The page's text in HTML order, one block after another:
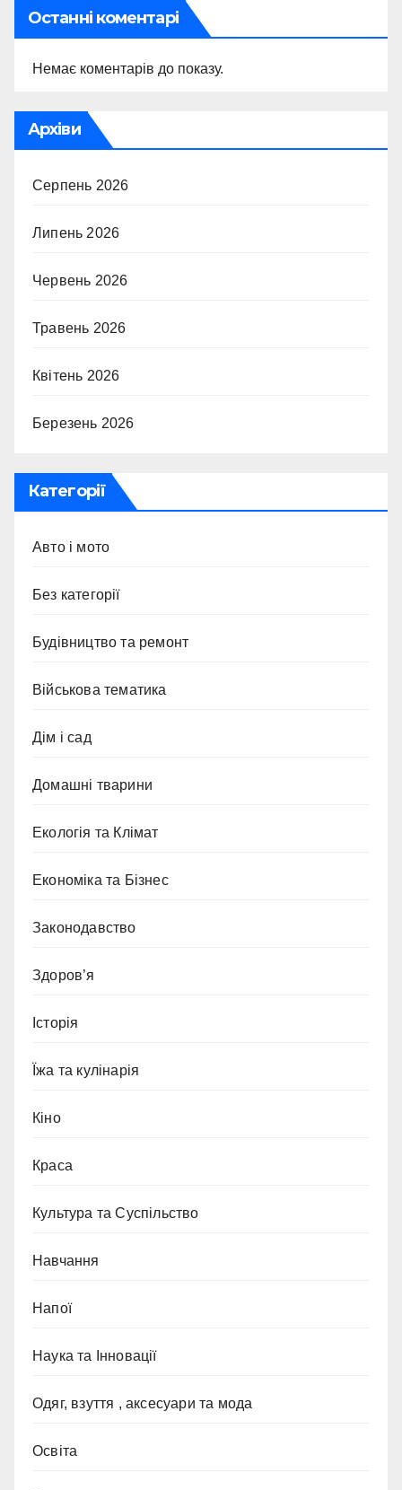
Останні коментарі
Немає коментарів до показу.
Архіви
Серпень 2026
Липень 2026
Червень 2026
Травень 2026
Квітень 2026
Березень 2026
Категорії
Авто і мото
Без категорії
Будівництво та ремонт
Військова тематика
Дім і сад
Домашні тварини
Екологія та Клімат
Економіка та Бізнес
Законодавство
Здоров’я
Історія
Їжа та кулінарія
Кіно
Краса
Культура та Суспільство
Навчання
Напої
Наука та Інновації
Одяг, взуття , аксесуари та мода
Освіта